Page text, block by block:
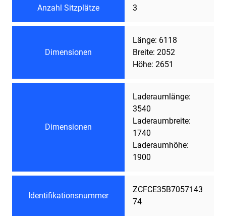
Anzahl Sitzplätze 3
Dimensionen
Länge: 6118
Breite: 2052
Höhe: 2651
Dimensionen
Laderaumlänge:
3540
Laderaumbreite:
1740
Laderaumhöhe:
1900
Identifikationsnummer
ZCFCE35B7057143
74